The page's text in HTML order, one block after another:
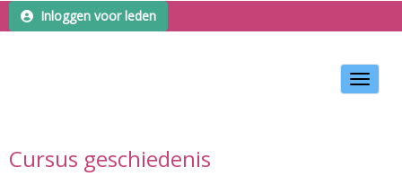
Inloggen voor leden
Toggle
Cursus geschiedenis